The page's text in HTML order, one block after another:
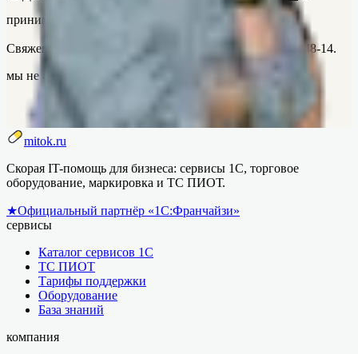
принимаю
Свяжемся в течение 30 секунд. Звоним с +7 (937) 499-48-14.
мы не спамим ·
mitok.ru
Скорая IT-помощь для бизнеса: сервисы 1С, торговое
оборудование, маркировка и ТС ПИОТ.
★Официальный партнёр «1С:Франчайзи»
сервисы
Каталог сервисов 1С
ТС ПИОТ
Тарифы поддержки
Оборудование
База знаний
компания